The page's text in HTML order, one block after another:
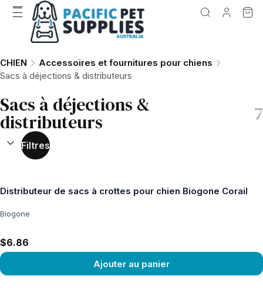
CHIEN
Accessoires et fournitures pour chiens
Sacs à déjections & distributeurs
Sacs à déjections &
distributeurs 7
TRIER PAR :
Filtres
Distributeur de sacs à crottes pour chien Biogone Corail
Biogone
$6.86
Ajouter au panier